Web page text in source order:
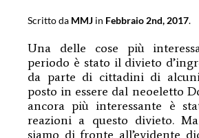
Scritto da MMJ in Febbraio 2nd, 2017.
Una delle cose più
periodo è stato il divieto
da parte di cittadini di
posto in essere dal neoeletto
ancora più interessante è
reazioni a questo divieto.
siamo di fronte all’evidente